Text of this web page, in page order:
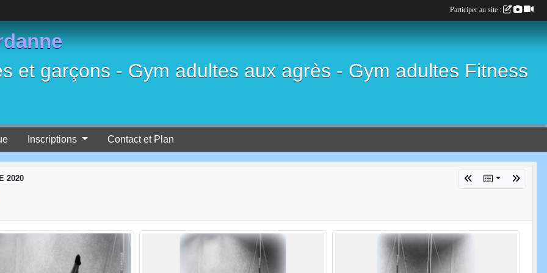
et garçons - Gym adultes aux agrès - Gym adultes Fitness
Inscriptions Contact et Plan
2020
Participer au site :